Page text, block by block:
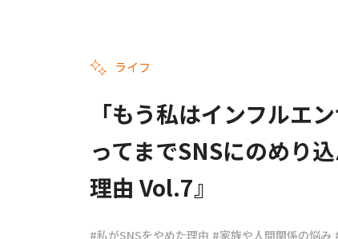
ライフ
「もう私はインフルエ
ってまでSNSにのめり
理由 Vol.7』
#私がSNSをやめた理由 #家族や人間関係の悩み